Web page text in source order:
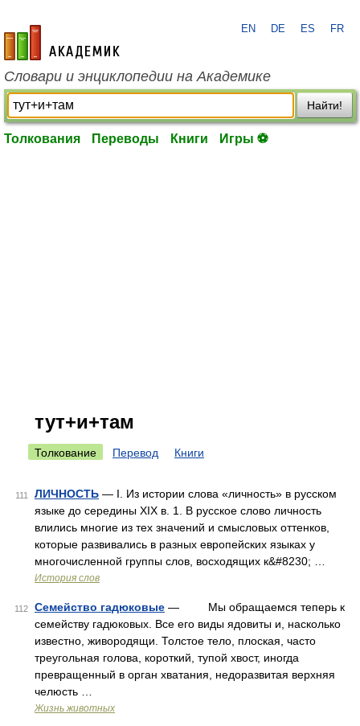
academic.ru
EN DE ES FR
Словари и энциклопедии на Академике
Найти!
Толкования Переводы Книги Игры ⚽
тут+и+там
Толкование Перевод Книги
111 ЛИЧНОСТЬ — I. Из истории слова «личность» в русском
языке до середины XIX в. 1. В русское слово личность
влились многие из тех значений и смысловых оттенков,
которые развивались в разных европейских языках у
многочисленной группы слов, восходящих к&#8230; …
История слов
112 Семейство гадюковые — Мы обращаемся теперь к
семейству гадюковых. Все его виды ядовиты и, насколько
известно, живородящи. Толстое тело, плоская, часто
треугольная голова, короткий, тупой хвост, иногда
превращенный в орган хватания, недоразвитая верхняя
челюсть …
Жизнь животных